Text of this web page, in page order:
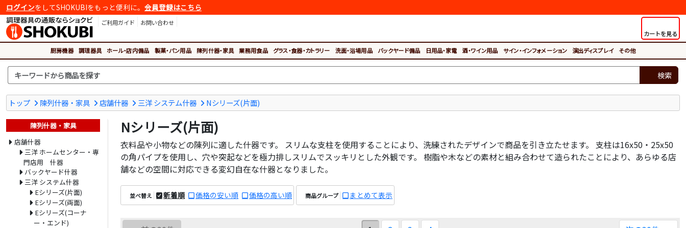
ログインをしてSHOKUBIをもっと便利に。 会員登録はこちら
ご利用ガイド
お問い合わせ
カートを見る
厨房機器 調理器具 ホール・店内備品 製菓・パン用品 陳列什器・家具 業務用食品 グラス・食器・カトラリー 洗面・浴場用品 バックヤード備品 日用品・家電 酒・ワイン用品 サイン・インフォメーション 演出ディスプレイ その他
検索
トップ 陳列什器・家具 店舗什器 三洋 システム什器 Nシリーズ(片面)
Nシリーズ(片面)
衣料品や小物などの陳列に適した什器です。 スリムな支柱を使用することにより、洗練されたデザインで商品を引き立たせます。 支柱は16x50・25x50
の角パイプを使用し、穴や突起などを極力排しスリムでスッキリとした外観です。 樹脂や木などの素材と組み合わせて造られたことにより、あらゆる店
舗などの空間に対応できる変幻自在な什器となりました。
並べ替え 新着順 価格の安い順 価格の高い順 商品グループ まとめて表示
陳列什器・家具
店舗什器
三洋 ホームセンター・専
門店用 什器
バックヤード什器
三洋 システム什器
Eシリーズ(片面)
Eシリーズ(両面)
Eシリーズ(コーナ
ー・エンド)